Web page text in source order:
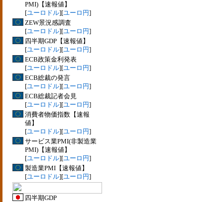
PMI)【速報値】
[ユーロドル][ユーロ円]
ZEW景況感調査
[ユーロドル][ユーロ円]
四半期GDP【速報値】
[ユーロドル][ユーロ円]
ECB政策金利発表
[ユーロドル][ユーロ円]
ECB総裁の発言
[ユーロドル][ユーロ円]
ECB総裁記者会見
[ユーロドル][ユーロ円]
消費者物価指数【速報
値】
[ユーロドル][ユーロ円]
サービス業PMI(非製造業
PMI)【速報値】
[ユーロドル][ユーロ円]
製造業PMI【速報値】
[ユーロドル][ユーロ円]
四半期GDP